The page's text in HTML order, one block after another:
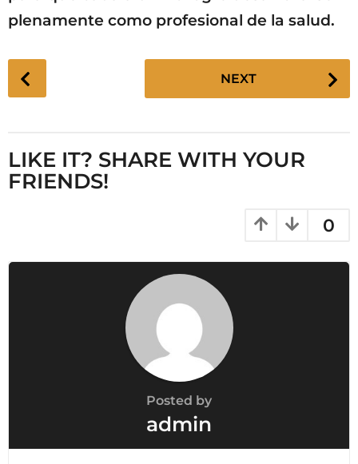
plenamente como profesional de la salud.
o
P
a
a
NEXT
LIKE IT? SHARE WITH YOUR
FRIENDS!
0
Posted by
admin